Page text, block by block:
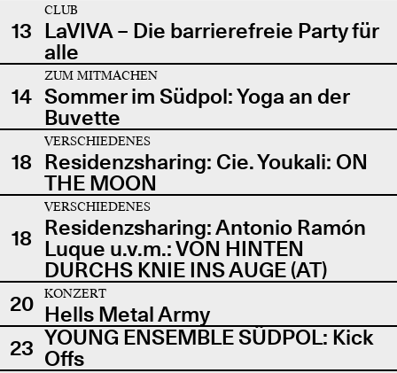
13
CLUB
LaVIVA – Die barrierefreie Party für
alle
14
ZUM MITMACHEN
Sommer im Südpol: Yoga an der
Buvette
18
VERSCHIEDENES
Residenzsharing: Cie. Youkali: ON
THE MOON
18
VERSCHIEDENES
Residenzsharing: Antonio Ramón
Luque u.v.m.: VON HINTEN
DURCHS KNIE INS AUGE (AT)
20
KONZERT
Hells Metal Army
23 YOUNG ENSEMBLE SÜDPOL: Kick
Offs